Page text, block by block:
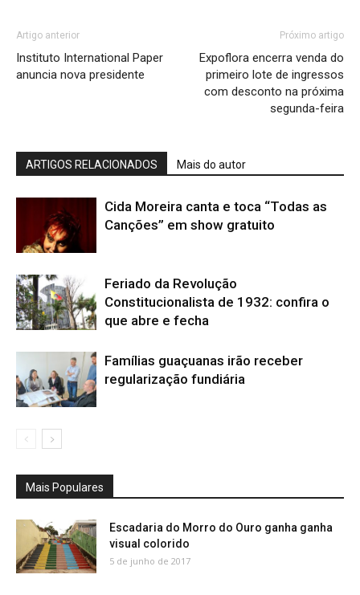
Artigo anterior
Instituto International Paper
anuncia nova presidente
Próximo artigo
Expoflora encerra venda do
primeiro lote de ingressos
com desconto na próxima
segunda-feira
ARTIGOS RELACIONADOS Mais do autor
Cida Moreira canta e toca “Todas as
Canções” em show gratuito
Feriado da Revolução
Constitucionalista de 1932: confira o
que abre e fecha
Famílias guaçuanas irão receber
regularização fundiária
Mais Populares
Escadaria do Morro do Ouro ganha ganha
visual colorido
5 de junho de 2017